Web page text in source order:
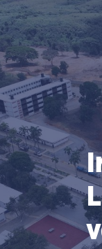
Saltar
al
contenido